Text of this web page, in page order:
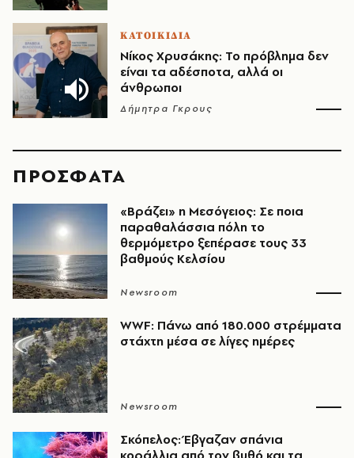
ΚΑΤΟΙΚΙΔΙΑ
Νίκος Χρυσάκης: Το πρόβλημα δεν
είναι τα αδέσποτα, αλλά οι
άνθρωποι
Δήμητρα Γκρους
ΠΡΟΣΦΑΤΑ
«Βράζει» η Μεσόγειος: Σε ποια
παραθαλάσσια πόλη το
θερμόμετρο ξεπέρασε τους 33
βαθμούς Κελσίου
Newsroom
WWF: Πάνω από 180.000 στρέμματα
στάχτη μέσα σε λίγες ημέρες
Newsroom
Σκόπελος: Έβγαζαν σπάνια